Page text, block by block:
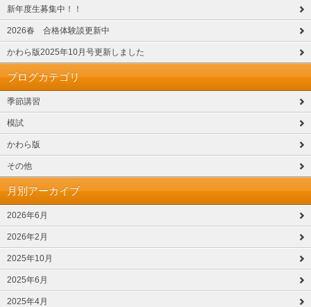
新年度生募集中！！
2026春 合格体験談更新中
かわら版2025年10月号更新しました
ブログカテゴリ
季節講習
模試
かわら版
その他
月別アーカイブ
2026年6月
2026年2月
2025年10月
2025年6月
2025年4月